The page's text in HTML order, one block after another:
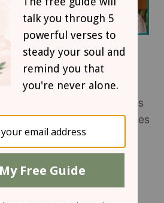
florecer
Así que no miramos las
vemos; en cambio, fijamos
que no pueden verse. Pues
ver pronto se
que no podemos ver
(2 Corintios 4:18,